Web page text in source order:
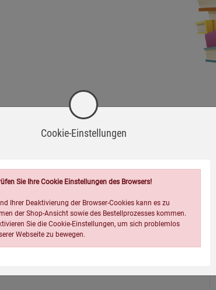
Cookie-Einstellungen
Sie Ihre Cookie Einstellungen des Browsers!
Ihrer Deaktivierung der Browser-Cookies kann es zu
der Shop-Ansicht sowie des Bestellprozesses kommen.
Sie die Cookie-Einstellungen, um sich problemlos
Webseite zu bewegen.